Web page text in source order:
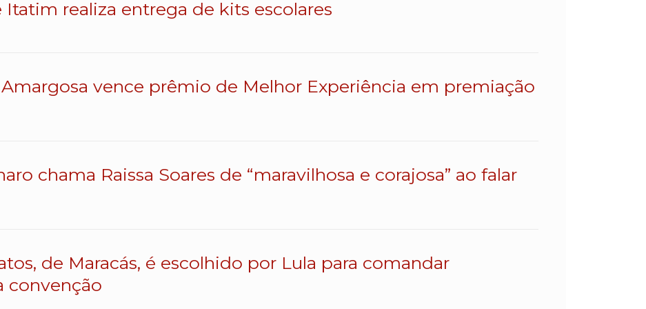
Itatim realiza entrega de kits escolares
vence prêmio de Melhor Experiência em premiação
chama Raissa Soares de “maravilhosa e corajosa” ao falar
de Maracás, é escolhido por Lula para comandar
convenção